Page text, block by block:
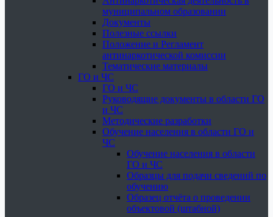
муниципальном образовании
Документы
Полезные ссылки
Положение и Регламент
антинаркотической комиссии
Тематические материалы
ГО и ЧС
ГО и ЧС
Руководящие документы в области ГО
и ЧС
Методические разработки
Обучение населения в области ГО и
ЧС
Обучение населения в области
ГО и ЧС
Образцы для подачи сведений по
обучению
Образец отчёта о проведении
объектовой (штабной)